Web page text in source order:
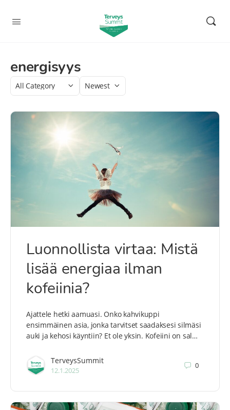
energisyys
Category
Sort
Luonnollista virtaa: Mistä
lisää energiaa ilman
kofeiinia?
Ajattele hetki aamuasi. Onko kahvikuppi
ensimmäinen asia, jonka tarvitset saadaksesi silmäsi
auki ja kehosi käyntiin? Et ole yksin. Kofeiini on sal…
TerveysSummit
12.1.2025
0